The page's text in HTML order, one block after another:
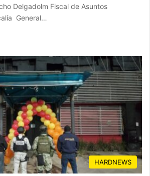
Delgadolm Fiscal de Asuntos
General…
HARDNEWS